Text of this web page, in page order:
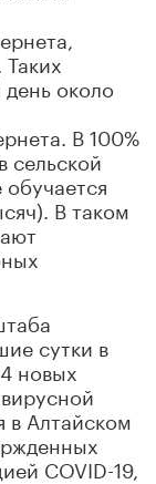
около
В 100%
сельской
В таком
сутки в
новых
в Алтайском
COVID-19,